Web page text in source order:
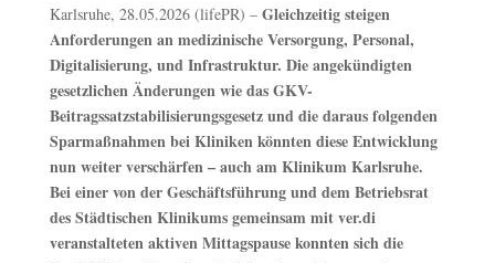
Karlsruhe, 28.05.2026 (lifePR) – Gleichzeitig steigen
Anforderungen an medizinische Versorgung, Personal,
Digitalisierung, und Infrastruktur. Die angekündigten
gesetzlichen Änderungen wie das GKV-
Beitragssatzstabilisierungsgesetz und die daraus folgenden
Sparmaßnahmen bei Kliniken könnten diese Entwicklung
nun weiter verschärfen – auch am Klinikum Karlsruhe.
Bei einer von der Geschäftsführung und dem Betriebsrat
des Städtischen Klinikums gemeinsam mit ver.di
veranstalteten aktiven Mittagspause konnten sich die